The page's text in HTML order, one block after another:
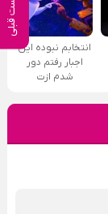
پست قبلی
انتخابم نبوده این
اجبار رفتم دور
شدم ازت